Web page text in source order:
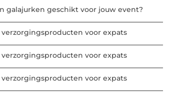
galajurken geschikt voor jouw event?
voor expats
voor expats
voor expats